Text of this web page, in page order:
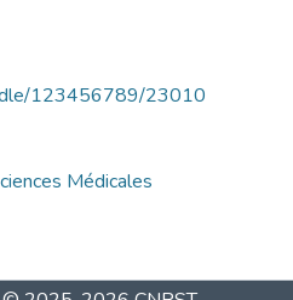
123456789/23010
Médicales